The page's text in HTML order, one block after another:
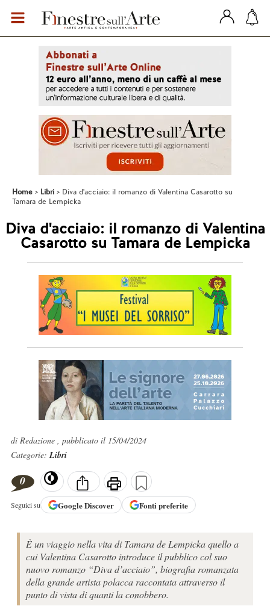
Home Libri
Diva d'acciaio: il romanzo di Valentina Casarotto su
Tamara de Lempicka
Diva d'acciaio: il romanzo di Valentina
Casarotto su Tamara de Lempicka
di Redazione , pubblicato il 15/04/2024
Categorie:Libri
0
Seguici su GoogleDiscover Fonti preferite
È un viaggio nella vita di Tamara de Lempicka quello a
cui Valentina Casarotto introduce il pubblico col suo
nuovo romanzo “Diva d’acciaio”, biografia romanzata
della grande artista polacca raccontata attraverso il
punto di vista di quanti la conobbero.